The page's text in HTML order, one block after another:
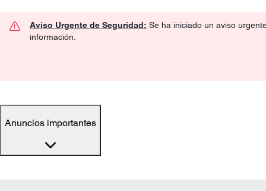
Aviso Urgente de Seguridad: Se ha iniciado un aviso
información.
Anuncios importantes